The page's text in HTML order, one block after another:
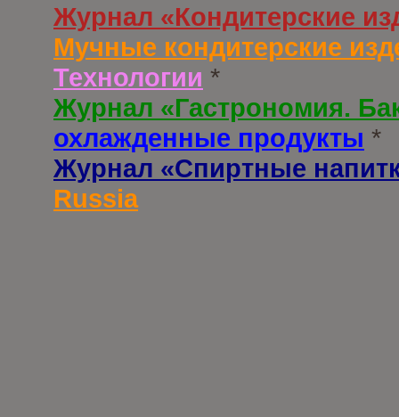
Журнал «Кондитерские
Мучные кондитерские
Технологии *
Журнал «Гастрономия.
охлажденные продукты *
Журнал «Спиртные
Russia